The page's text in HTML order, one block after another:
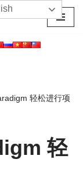
轻松进行项
轻